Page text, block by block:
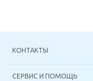
КОНТАКТЫ
СЕРВИС И ПОМОЩЬ